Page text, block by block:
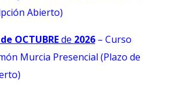
Abierto)
OCTUBREde 2026– Curso
Murcia Presencial (Plazo de